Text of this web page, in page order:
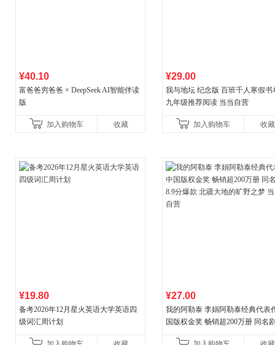
¥40.10
富爸爸穷爸爸 × DeepSeek AI智能伴读
版
加入购物车 收藏
¥29.00
我与地坛 纪念版 百班千人寒假书
九年级推荐阅读 当当自营
加入购物车 收藏
¥19.80
备考2026年12月星火英语大学英语四
级词汇周计划
¥27.00
我的阿勒泰 李娟阿勒泰经典代表
国版权金奖 畅销超200万册 同名